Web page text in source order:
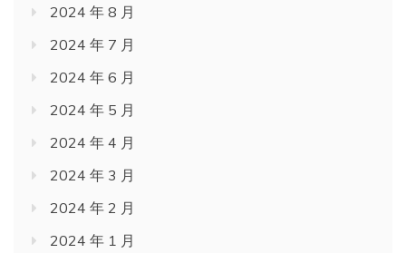
2024 年 8 月
2024 年 7 月
2024 年 6 月
2024 年 5 月
2024 年 4 月
2024 年 3 月
2024 年 2 月
2024 年 1 月